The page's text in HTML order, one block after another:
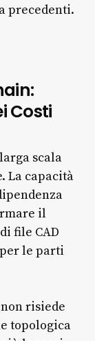
precedenti.
Costi
scala
La capacità
il
file CAD
le parti
risiede
topologica